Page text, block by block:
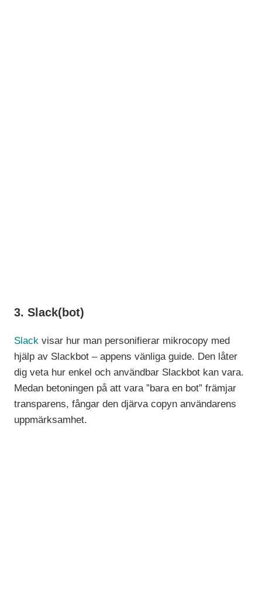
3. Slack(bot)
Slack visar hur man personifierar mikrocopy med
hjälp av Slackbot – appens vänliga guide. Den låter
dig veta hur enkel och användbar Slackbot kan vara.
Medan betoningen på att vara ”bara en bot” främjar
transparens, fångar den djärva copyn användarens
uppmärksamhet.